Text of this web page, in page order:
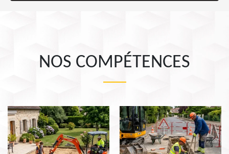
NOS COMPÉTENCES